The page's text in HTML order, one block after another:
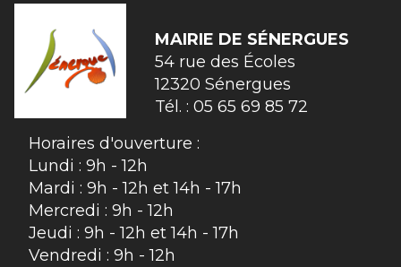
MAIRIE DE SÉNERGUES
54 rue des Écoles
12320 Sénergues
Tél. : 05 65 69 85 72
Horaires d'ouverture :
Lundi : 9h - 12h
Mardi : 9h - 12h et 14h - 17h
Mercredi : 9h - 12h
Jeudi : 9h - 12h et 14h - 17h
Vendredi : 9h - 12h